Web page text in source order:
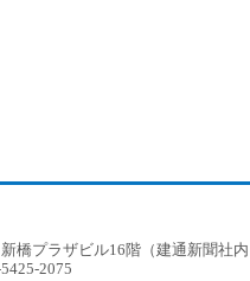
橋プラザビル16階（建通新聞社
2075